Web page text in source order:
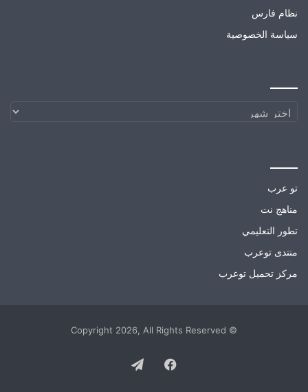
نظام فارس
سياسة الخصوصية
الارشيف
تو عرب
مناهج نت
تطور التعليمي
منتدى توعرب
مركز تحميل توعرب
© Copyright 2026, All Rights Reserved
Facebook
Telegram